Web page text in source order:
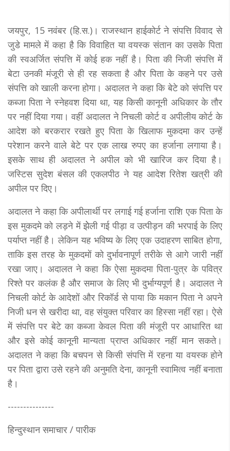
जयपुर, 15 नवंबर (हि.स.)। राजस्थान हाईकोर्ट ने संपत्ति विवाद से
जुडे मामले में कहा है कि विवाहित या वयस्क संतान का उसके पिता
की स्वअर्जित संपत्ति में कोई हक नहीं है। पिता की निजी संपत्ति में
बेटा उनकी मंजूरी से ही रह सकता है और पिता के कहने पर उसे
संपत्ति को खाली करना होगा। अदालत ने कहा कि बेटे को संपत्ति पर
कब्जा पिता ने स्नेहवश दिया था, यह किसी कानूनी अधिकार के तौर
पर नहीं दिया गया। वहीं अदालत ने निचली कोर्ट व अपीलीय कोर्ट के
आदेश को बरकरार रखते हुए पिता के खिलाफ मुकदमा कर उन्हें
परेशान करने वाले बेटे पर एक लाख रुपए का हर्जाना लगाया है।
इसके साथ ही अदालत ने अपील को भी खारिज कर दिया है।
जस्टिस सुदेश बंसल की एकलपीठ ने यह आदेश रितेश खत्री की
अपील पर दिए।
अदालत ने कहा कि अपीलार्थी पर लगाई गई हर्जाना राशि एक पिता के
इस मुकदमे को लड़ने में झेेली गई पीड़ा व उत्पीड़न की भरपाई के लिए
पर्याप्त नहीं है। लेकिन यह भविष्य के लिए एक उदाहरण साबित होगा,
ताकि इस तरह के मुकदमों को दुर्भावनापूर्ण तरीके से आगे जारी नहीं
रखा जाए। अदालत ने कहा कि ऐसा मुकदमा पिता-पुत्र के पवित्र
रिश्ते पर कलंक है और समाज के लिए भी दुर्भाग्यपूर्ण है। अदालत ने
निचली कोर्ट के आदेशों और रिकॉर्ड से पाया कि मकान पिता ने अपने
निजी धन से खरीदा था, वह संयुक्त परिवार का हिस्सा नहीं रहा। ऐसे
में संपत्ति पर बेटे का कब्जा केवल पिता की मंजूरी पर आधारित था
और इसे कोई कानूनी मान्यता प्राप्त अधिकार नहीं मान सकते।
अदालत ने कहा कि बचपन से किसी संपत्ति में रहना या वयस्क होने
पर पिता द्वारा उसे रहने की अनुमति देना, कानूनी स्वामित्व नहीं बनाता
है।
---------------
हिन्दुस्थान समाचार / पारीक